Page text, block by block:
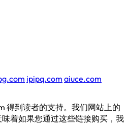
ipipq.com aiuce.com
得到读者的支持。我们网站上的
着如果您通过这些链接购买，我